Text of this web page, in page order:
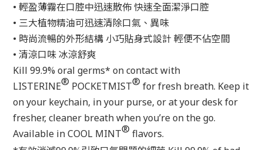
• 輕盈薄霧在口腔中迅速散佈 快速全面潔淨口腔
• 三大植物精油可迅速清除口氣、異味
• 時尚流暢的外形結構 小巧貼身式設計 輕便不佔空間
• 清涼口味 冰涼舒爽
Kill 99.9% oral germs* on contact with
LISTERINE® POCKETMIST® for fresh breath. Keep it
on your keychain, in your purse, or at your desk for
fresher, cleaner breath when you’re on the go.
Available in COOL MINT® flavors.